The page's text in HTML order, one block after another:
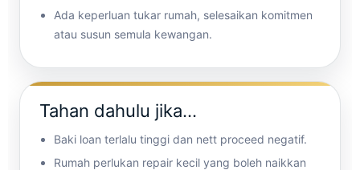
Ada keperluan tukar rumah, selesaikan komitmen
atau susun semula kewangan.
Tahan dahulu jika…
Baki loan terlalu tinggi dan nett proceed negatif.
Rumah perlukan repair kecil yang boleh naikkan